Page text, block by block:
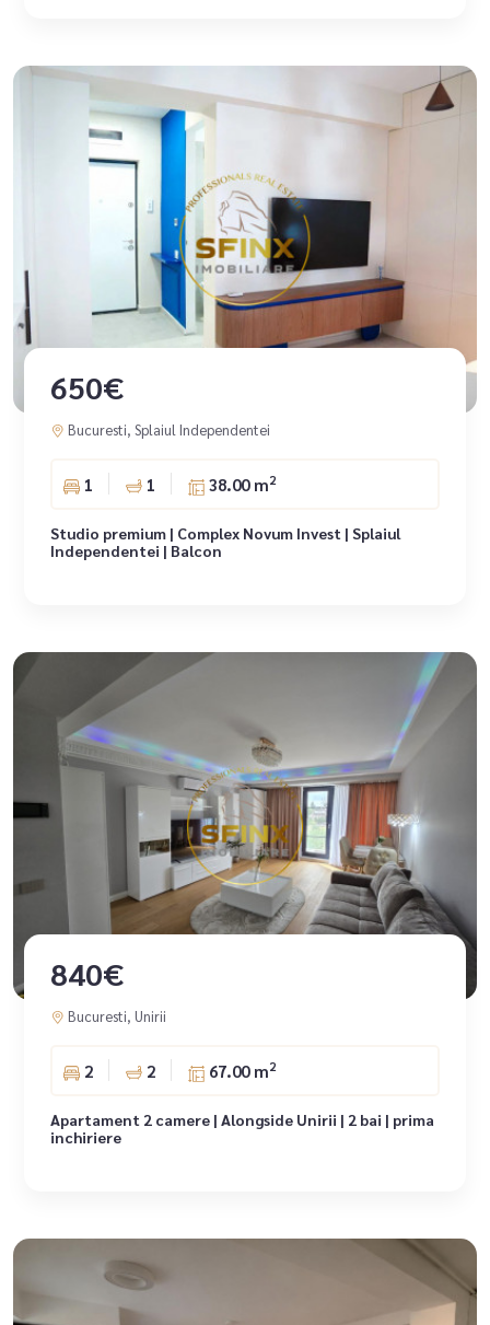
650€
Bucuresti, Splaiul Independentei
1 1 38.00 m2
Studio premium | Complex Novum Invest | Splaiul
Independentei | Balcon
840€
Bucuresti, Unirii
2 2 67.00 m2
Apartament 2 camere | Alongside Unirii | 2 bai | prima
inchiriere